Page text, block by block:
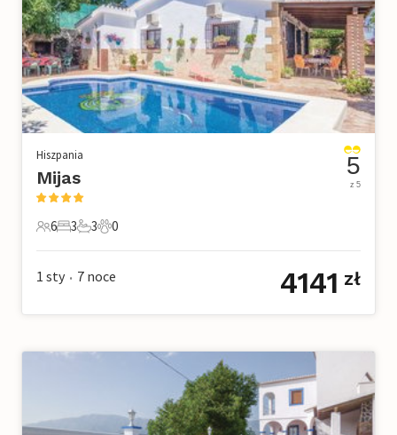
Hiszpania
Mijas
6 Goście
6
3 Sypialnie
3
3 Łazienki
3
0 Zwierzęta domowe
0
5
z 5
1 sty • 7 noce 4141 zł